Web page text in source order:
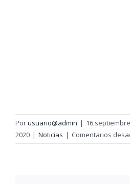
Porusuario@admin | 16 septiembre
2020 | Noticias | Comentarios